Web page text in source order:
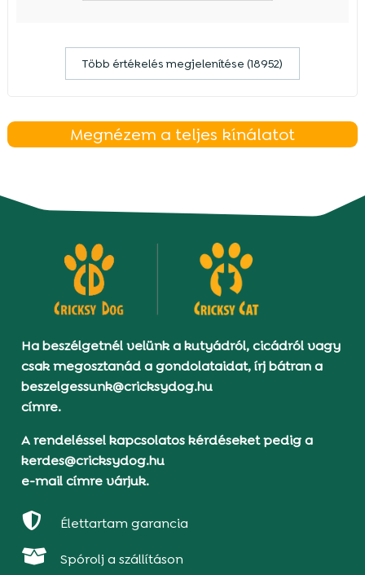
Több értékelés megjelenítése (18952)
Megnézem a teljes kínálatot
Ha beszélgetnél velünk a kutyádról, cicádról vagy
csak megosztanád a gondolataidat, írj bátran a
beszelgessunk@cricksydog.hu
címre.
A rendeléssel kapcsolatos kérdéseket pedig a
kerdes@cricksydog.hu
e-mail címre várjuk.
 Élettartam garancia
 Spórolj a szállításon